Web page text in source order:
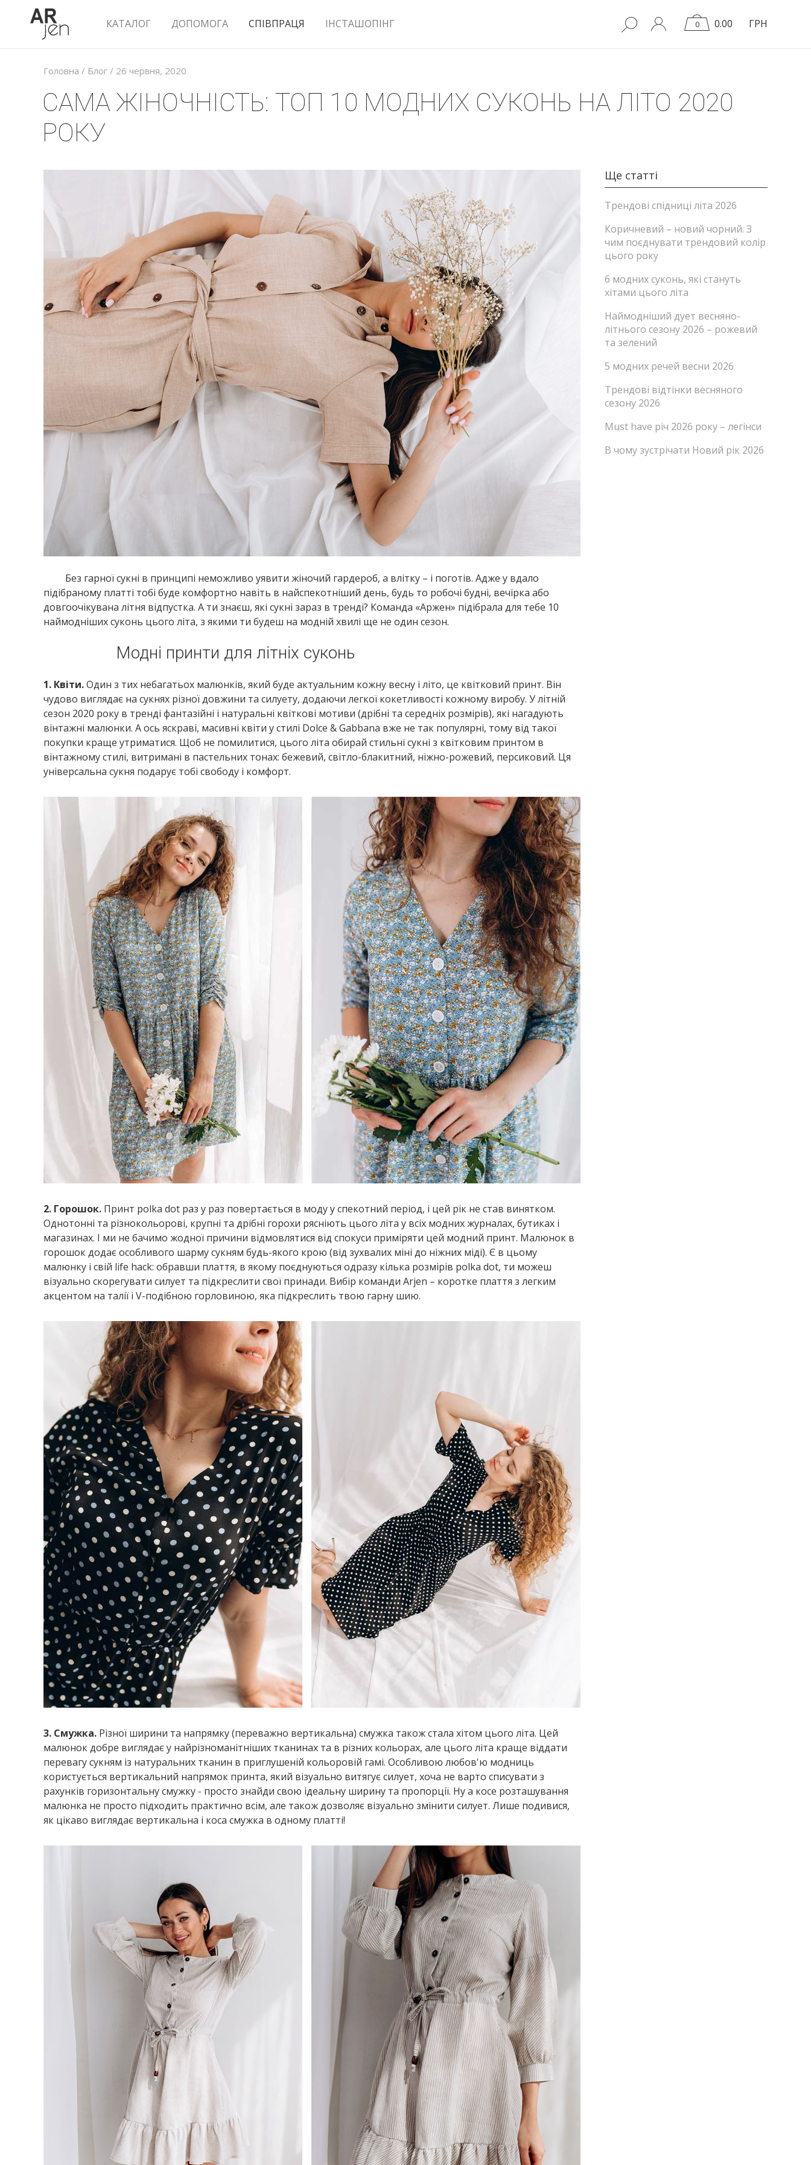
КАТАЛОГ ДОПОМОГА СПІВПРАЦЯ ІНСТАШОПІНГ 0 0.00 ГРН
Головна / Блог / 26 червня, 2020
САМА ЖІНОЧНІСТЬ: ТОП 10 МОДНИХ СУКОНЬ НА ЛІТО 2020
РОКУ
Без гарної сукні в принципі неможливо уявити жіночий гардероб, а влітку – і поготів. Адже у вдало
підібраному платті тобі буде комфортно навіть в найспекотніший день, будь то робочі будні, вечірка або
довгоочікувана літня відпустка. А ти знаєш, які сукні зараз в тренді? Команда «Аржен» підібрала для тебе 10
наймодніших суконь цього літа, з якими ти будеш на модній хвилі ще не один сезон.
Модні принти для літніх суконь
1. Квіти.Один з тих небагатьох малюнків, який буде актуальним кожну весну і літо, це квітковий принт. Він
чудово виглядає на сукнях різної довжини та силуету, додаючи легкої кокетливості кожному виробу. У літній
сезон 2020 року в тренді фантазійні і натуральні квіткові мотиви (дрібні та середніх розмірів), які нагадують
вінтажні малюнки. А ось яскраві, масивні квіти у стилі Dolce & Gabbana вже не так популярні, тому від такої
покупки краще утриматися. Щоб не помилитися, цього літа обирай стильні сукні з квітковим принтом в
вінтажному стилі, витримані в пастельних тонах: бежевий, світло-блакитний, ніжно-рожевий, персиковий. Ця
універсальна сукня подарує тобі свободу і комфорт.
2. Горошок. Принт polka dot раз у раз повертається в моду у спекотний період, і цей рік не став винятком.
Однотонні та різнокольорові, крупні та дрібні горохи рясніють цього літа у всіх модних журналах, бутиках і
магазинах. І ми не бачимо жодної причини відмовлятися від спокуси приміряти цей модний принт. Малюнок в
горошок додає особливого шарму сукням будь-якого крою (від зухвалих міні до ніжних міді). Є в цьому
малюнку і свій life hack: обравши плаття, в якому поєднуються одразу кілька розмірів polka dot, ти можеш
візуально скорегувати силует та підкреслити свої принади. Вибір команди Arjen – коротке плаття з легким
акцентом на талії і V-подібною горловиною, яка підкреслить твою гарну шию.
3. Смужка. Різної ширини та напрямку (переважно вертикальна) смужка також стала хітом цього літа. Цей
малюнок добре виглядає у найрізноманітніших тканинах та в різних кольорах, але цього літа краще віддати
перевагу сукням із натуральних тканин в приглушеній кольоровій гамі. Особливою любов'ю модниць
користується вертикальний напрямок принта, який візуально витягує силует, хоча не варто списувати з
рахунків горизонтальну смужку - просто знайди свою ідеальну ширину та пропорції. Ну а косе розташування
малюнка не просто підходить практично всім, але також дозволяє візуально змінити силует. Лише подивися,
як цікаво виглядає вертикальна і коса смужка в одному платті!
Ще статті
Трендові спідниці літа 2026
Коричневий – новий чорний. З
чим поєднувати трендовий колір
цього року
6 модних суконь, які стануть
хітами цього літа
Наймодніший дует весняно-
літнього сезону 2026 – рожевий
та зелений
5 модних речей весни 2026
Трендові відтінки весняного
сезону 2026
Must have річ 2026 року – легінси
В чому зустрічати Новий рік 2026